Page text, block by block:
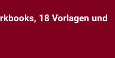
18 Vorlagen und